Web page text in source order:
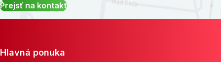
Prejsť na kontakt
Hlavná ponuka